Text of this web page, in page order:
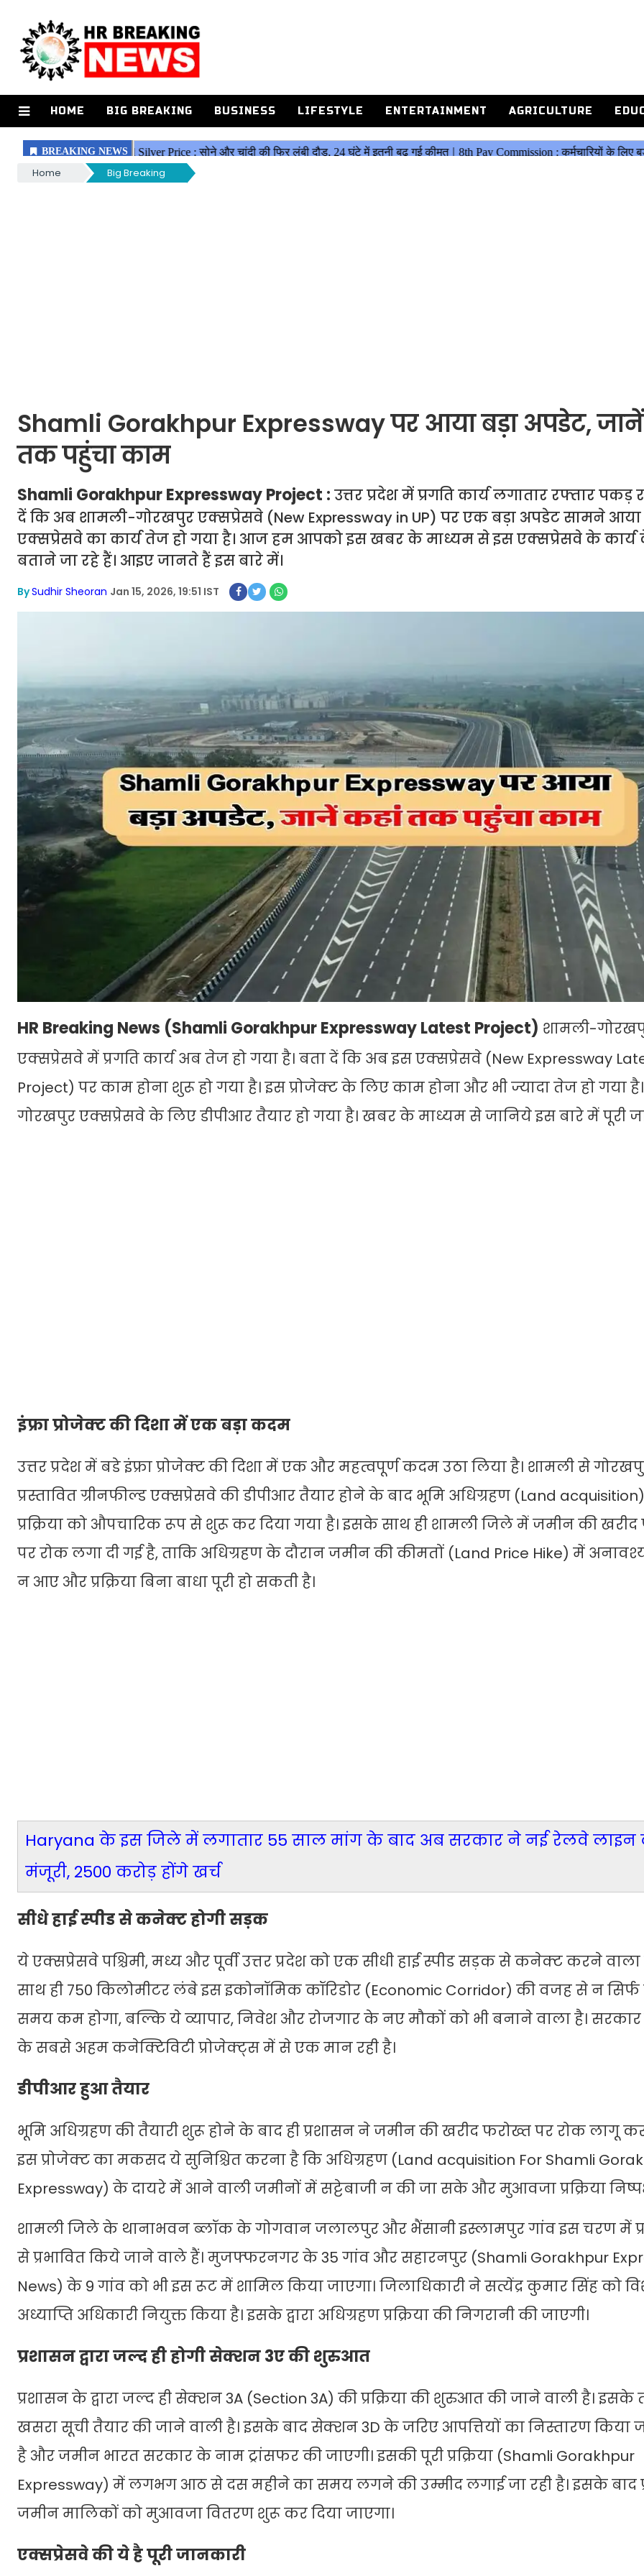
HOME BIG BREAKING BUSINESS LIFESTYLE ENTERTAINMENT AGRICULTURE
Home Big Breaking
Shamli Gorakhpur Expressway पर आया बड़ा अपडेट,
तक पहुंचा काम
Shamli Gorakhpur Expressway Project : उत्तर प्रदेश में प्रगति कार्य लगातार रफ्तार पकड़
दें कि अब शामली-गोरखपुर एक्सप्रेसवे (New Expressway in UP) पर एक बड़ा अपडेट सामने आया
एक्सप्रेसवे का कार्य तेज हो गया है। आज हम आपको इस खबर के माध्यम से इस एक्सप्रेसवे के कार्य
बताने जा रहे हैं। आइए जानते हैं इस बारे में।
BySudhir Sheoran Jan 15, 2026, 19:51 IST
HR Breaking News (Shamli Gorakhpur Expressway Latest Project) शामली-
एक्सप्रेसवे में प्रगति कार्य अब तेज हो गया है। बता दें कि अब इस एक्सप्रेसवे (New Expressway
Project) पर काम होना शुरू हो गया है। इस प्रोजेक्ट के लिए काम होना और भी ज्यादा तेज हो गया
गोरखपुर एक्सप्रेसवे के लिए डीपीआर तैयार हो गया है। खबर के माध्यम से जानिये इस बारे में पूरी
इंफ्रा प्रोजेक्ट की दिशा में एक बड़ा कदम
उत्तर प्रदेश में बडे इंफ्रा प्रोजेक्ट की दिशा में एक और महत्वपूर्ण कदम उठा लिया है। शामली से
प्रस्तावित ग्रीनफील्ड एक्सप्रेसवे की डीपीआर तैयार होने के बाद भूमि अधिग्रहण (Land
प्रक्रिया को औपचारिक रूप से शुरू कर दिया गया है। इसके साथ ही शामली जिले में जमीन की
पर रोक लगा दी गई है, ताकि अधिग्रहण के दौरान जमीन की कीमतों (Land Price Hike) में
न आए और प्रक्रिया बिना बाधा पूरी हो सकती है।
Haryana के इस जिले में लगातार 55 साल मांग के बाद अब सरकार ने नई रेलवे लाइन
मंजूरी, 2500 करोड़ होंगे खर्च
सीधे हाई स्पीड से कनेक्ट होगी सड़क
ये एक्सप्रेसवे पश्चिमी, मध्य और पूर्वी उत्तर प्रदेश को एक सीधी हाई स्पीड सड़क से कनेक्ट करने
साथ ही 750 किलोमीटर लंबे इस इकोनॉमिक कॉरिडोर (Economic Corridor) की वजह से न सिर्फ
समय कम होगा, बल्कि ये व्यापार, निवेश और रोजगार के नए मौकों को भी बनाने वाला है। सरकार
के सबसे अहम कनेक्टिविटी प्रोजेक्ट्स में से एक मान रही है।
डीपीआर हुआ तैयार
भूमि अधिग्रहण की तैयारी शुरू होने के बाद ही प्रशासन ने जमीन की खरीद फरोख्त पर रोक लागू कर
इस प्रोजेक्ट का मकसद ये सुनिश्चित करना है कि अधिग्रहण (Land acquisition For Shamli
Expressway) के दायरे में आने वाली जमीनों में सट्टेबाजी न की जा सके और मुआवजा प्रक्रिया
शामली जिले के थानाभवन ब्लॉक के गोगवान जलालपुर और भैंसानी इस्लामपुर गांव इस चरण में
से प्रभावित किये जाने वाले हैं। मुजफ्फरनगर के 35 गांव और सहारनपुर (Shamli Gorakhpur
News) के 9 गांव को भी इस रूट में शामिल किया जाएगा। जिलाधिकारी ने सत्येंद्र कुमार सिंह को
अध्याप्ति अधिकारी नियुक्त किया है। इसके द्वारा अधिग्रहण प्रक्रिया की निगरानी की जाएगी।
प्रशासन द्वारा जल्द ही होगी सेक्शन 3ए की शुरुआत
प्रशासन के द्वारा जल्द ही सेक्शन 3A (Section 3A) की प्रक्रिया की शुरुआत की जाने वाली है। इसके
खसरा सूची तैयार की जाने वाली है। इसके बाद सेक्शन 3D के जरिए आपत्तियों का निस्तारण किया
है और जमीन भारत सरकार के नाम ट्रांसफर की जाएगी। इसकी पूरी प्रक्रिया (Shamli Gorakhpur
Expressway) में लगभग आठ से दस महीने का समय लगने की उम्मीद लगाई जा रही है। इसके बाद
जमीन मालिकों को मुआवजा वितरण शुरू कर दिया जाएगा।
एक्सप्रेसवे की ये है पूरी जानकारी